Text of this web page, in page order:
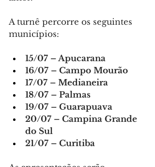
A turnê percorre os seguintes
municípios:
15/07 – Apucarana
16/07 – Campo Mourão
17/07 – Medianeira
18/07 – Palmas
19/07 – Guarapuava
20/07 – Campina Grande
do Sul
21/07 – Curitiba